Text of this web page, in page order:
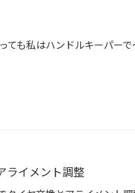
イメント調整